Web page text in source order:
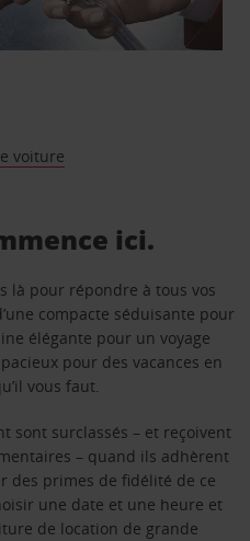
voiture
ici.
là pour répondre à tous vos
compacte séduisante pour
élégante pour un voyage
pour des vacances en
vous faut.
sont surclassés – et reçoivent
– quand ils adhèrent
des primes de fidélité de ce
une date et une heure et
de location de grande